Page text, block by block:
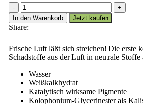
AURO
Frischeweiß
Nr.
328
In den Warenkorb Jetzt kaufen
Share:
Frische Luft läßt sich streichen! Die erste
Schadstoffe aus der Luft in neutrale Stoffe
Wasser
Weißkalkhydrat
Katalytisch wirksame Pigmente
Kolophonium-Glycerinester als